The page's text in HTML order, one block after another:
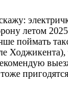
летом
поймать